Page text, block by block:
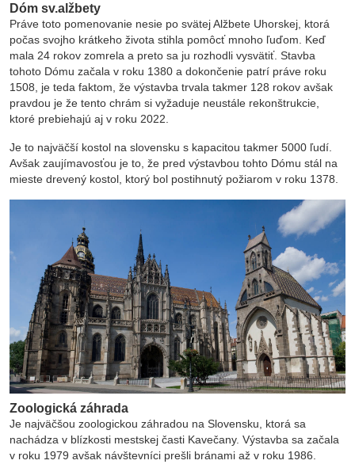
Dóm sv.alžbety
Práve toto pomenovanie nesie po svätej Alžbete Uhorskej, ktorá
počas svojho krátkeho života stihla pomôcť mnoho ľuďom. Keď
mala 24 rokov zomrela a preto sa ju rozhodli vysvätiť. Stavba
tohoto Dómu začala v roku 1380 a dokončenie patrí práve roku
1508, je teda faktom, že výstavba trvala takmer 128 rokov avšak
pravdou je že tento chrám si vyžaduje neustále rekonštrukcie,
ktoré prebiehajú aj v roku 2022.
Je to najväčší kostol na slovensku s kapacitou takmer 5000 ľudí.
Avšak zaujímavosťou je to, že pred výstavbou tohto Dómu stál na
mieste drevený kostol, ktorý bol postihnutý požiarom v roku 1378.
Zoologická záhrada
Je najväčšou zoologickou záhradou na Slovensku, ktorá sa
nachádza v blízkosti mestskej časti Kavečany. Výstavba sa začala
v roku 1979 avšak návštevníci prešli bránami až v roku 1986.